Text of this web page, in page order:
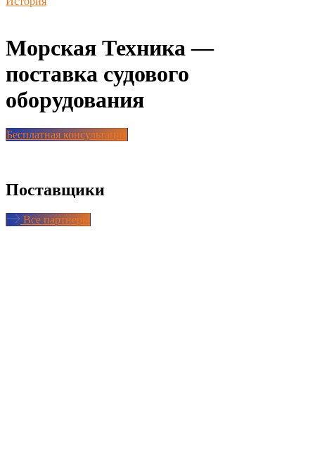
Морская Техника —
поставка судового
оборудования
Бесплатная консультация
Поставщики
Все партнеры